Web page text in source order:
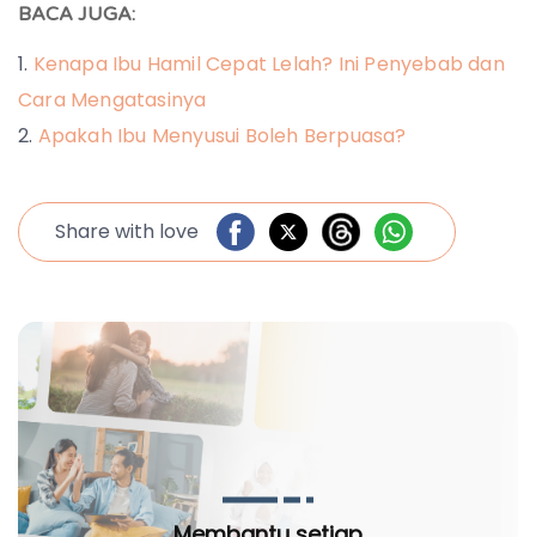
BACA JUGA:
Kenapa Ibu Hamil Cepat Lelah? Ini Penyebab dan
Cara Mengatasinya
Apakah Ibu Menyusui Boleh Berpuasa?
Share with love